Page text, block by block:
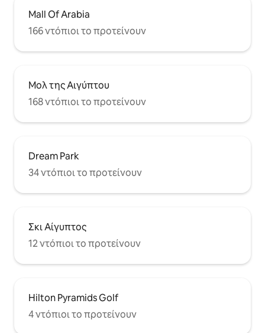
Mall Of Arabia
166 ντόπιοι το προτείνουν
Μολ της Αιγύπτου
168 ντόπιοι το προτείνουν
Dream Park
34 ντόπιοι το προτείνουν
Σκι Αίγυπτος
12 ντόπιοι το προτείνουν
Hilton Pyramids Golf
4 ντόπιοι το προτείνουν